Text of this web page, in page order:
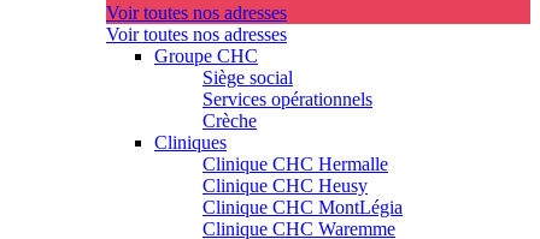
Voir toutes nos adresses
Voir toutes nos adresses
Groupe CHC
Siège social
Services opérationnels
Crèche
Cliniques
Clinique CHC Hermalle
Clinique CHC Heusy
Clinique CHC MontLégia
Clinique CHC Waremme